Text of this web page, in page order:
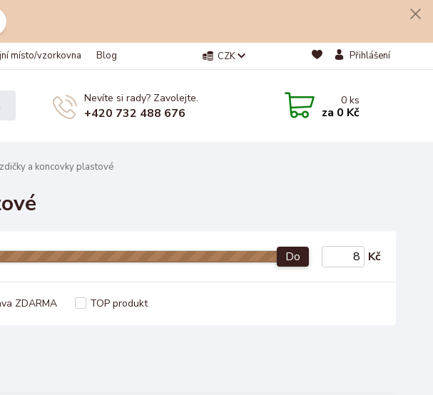
místo/vzorkovna Blog CZK Přihlášení
Nevíte si rady? Zavolejte.
+420 732 488 676
0ks
za 0 Kč
a koncovky plastové
Do Kč
ZDARMA TOP produkt